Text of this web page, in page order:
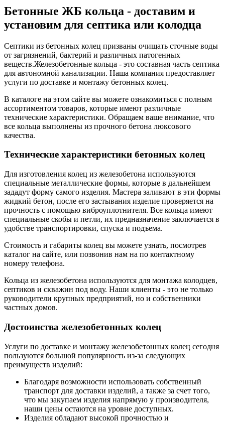
Бетонные ЖБ кольца - доставим и
установим для септика или колодца
Септики из бетонных колец призваны очищать сточные воды
от загрязнений, бактерий и различных патогенных
веществ.Железобетонные кольца - это составная часть септика
для автономной канализации. Наша компания предоставляет
услуги по доставке и монтажу бетонных колец.
В каталоге на этом сайте вы можете ознакомиться с полным
ассортиментом товаров, которые имеют различные
технические характеристики. Обращаем ваше внимание, что
все кольца выполнены из прочного бетона люксового
качества.
Технические характеристики бетонных колец
Для изготовления колец из железобетона используются
специальные металлические формы, которые в дальнейшем
зададут форму самого изделия. Мастера заливают в эти формы
жидкий бетон, после его застывания изделие проверяется на
прочность с помощью виброуплотнителя. Все кольца имеют
специальные скобы и петли, их предназначение заключается в
удобстве транспортировки, спуска и подъема.
Стоимость и габариты колец вы можете узнать, посмотрев
каталог на сайте, или позвонив нам на по контактному
номеру телефона.
Кольца из железобетона используются для монтажа колодцев,
септиков и скважин под воду. Наши клиенты - это не только
руководители крупных предприятий, но и собственники
частных домов.
Достоинства железобетонных колец
Услуги по доставке и монтажу железобетонных колец сегодня
пользуются большой популярность из-за следующих
преимуществ изделий:
Благодаря возможности использовать собственный
транспорт для доставки изделий, а также за счет того,
что мы закупаем изделия напрямую у производителя,
наши цены остаются на уровне доступных.
Изделия обладают высокой прочностью и